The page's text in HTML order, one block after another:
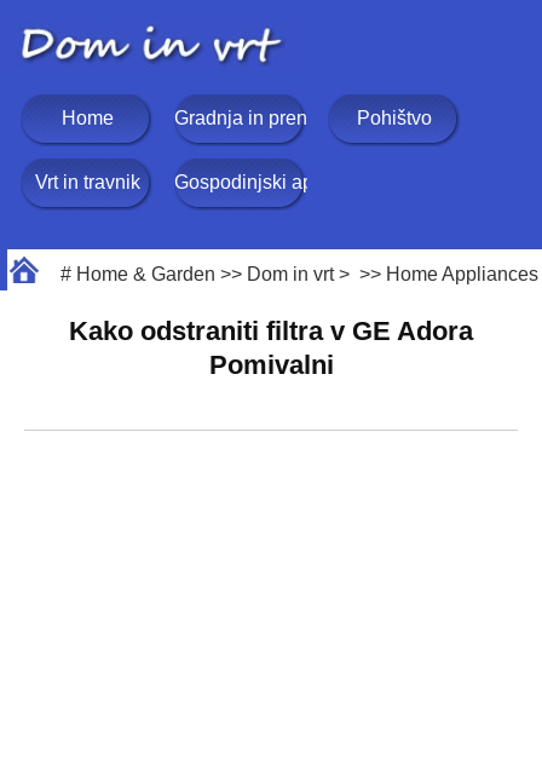
Home Gradnja in prenova Pohištvo
Vrt in travnik Gospodinjski aparati
# Home & Garden >> Dom in vrt> >> Home Appliances
Kako odstraniti filtra v GE Adora
Pomivalni